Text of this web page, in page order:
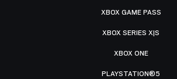
XBOX GAME PASS
XBOX SERIES X|S
XBOX ONE
PLAYSTATION®5